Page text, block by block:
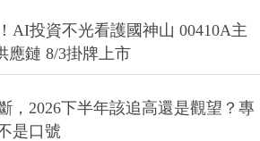
AI投資不光看護國神山 00410A主
應鏈 8/3掛牌上市
，2026下半年該追高還是觀望？專
是口號